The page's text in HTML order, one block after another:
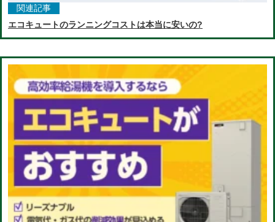
関連記事
エコキュートのランニングコストは本当に安いの?